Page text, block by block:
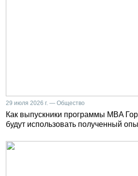
29 июля 2026 г. — Общество
Как выпускники программы MBA
будут использовать полученный